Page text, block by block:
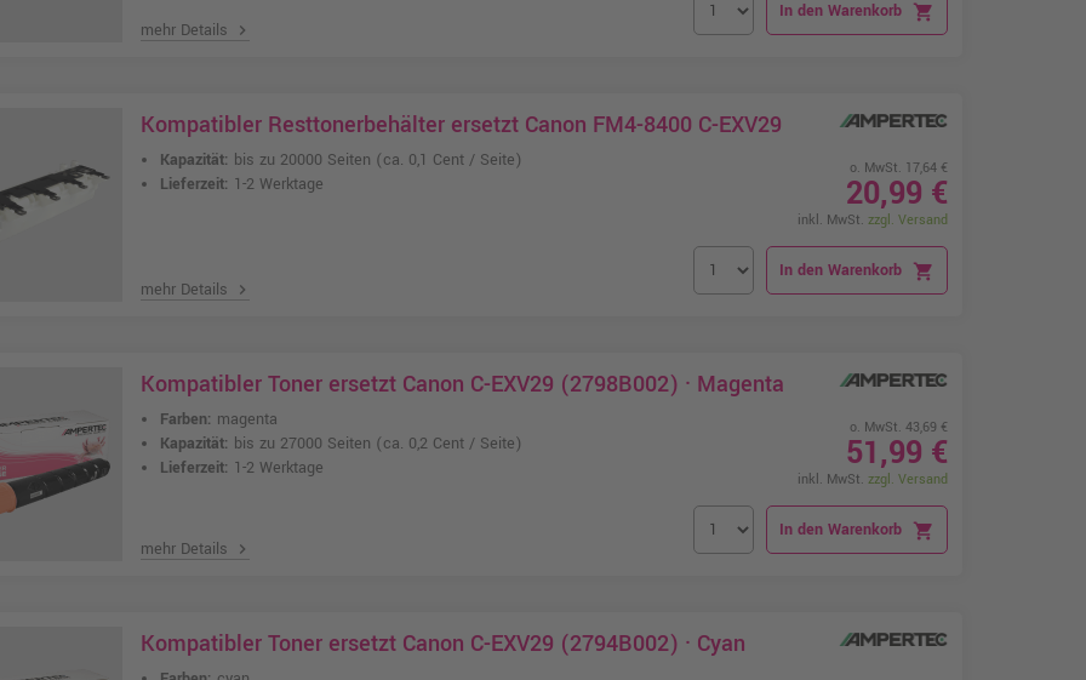
mehr Details chevron_right
In den Warenkorb shopping_cart
Kompatibler Resttonerbehälter ersetzt Canon FM4-8400 C-EXV29
Kapazität: bis zu 20000 Seiten (ca. 0,1 Cent / Seite)
Lieferzeit: 1-2 Werktage
mehr Details chevron_right
o. MwSt. 17,64 €
20,99 €
inkl. MwSt. zzgl. Versand
In den Warenkorb shopping_cart
Kompatibler Toner ersetzt Canon C-EXV29 (2798B002) · Magenta
Farben: magenta
Kapazität: bis zu 27000 Seiten (ca. 0,2 Cent / Seite)
Lieferzeit: 1-2 Werktage
mehr Details chevron_right
o. MwSt. 43,69 €
51,99 €
inkl. MwSt. zzgl. Versand
In den Warenkorb shopping_cart
Kompatibler Toner ersetzt Canon C-EXV29 (2794B002) · Cyan